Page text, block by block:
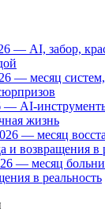
— AI, забор,
— месяц систем,
— AI-
жизнь
— месяц
и возвращения в
— месяц
в реальность